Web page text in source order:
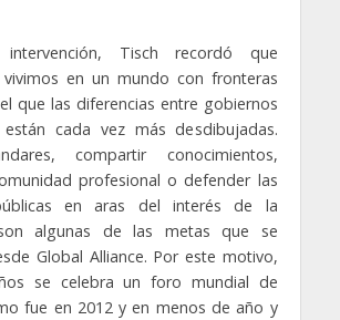
Tisch recordó que
vivimos en un mundo con fronteras
que las diferencias entre gobiernos
cada vez más desdibujadas.
compartir conocimientos,
profesional o defender las
en aras del interés de la
algunas de las metas que se
Global Alliance. Por este motivo,
se celebra un foro mundial de
fue en 2012 y en menos de año y